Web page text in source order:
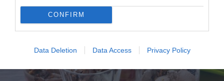
CONFIRM
Data Deletion Data Access Privacy Policy